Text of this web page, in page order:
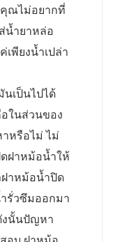
ณไม่อยากที่
น้ำยาหล่อ
พียงน้ำเปล่า
เป็นไปได้
ในส่วนของ
หรือไม่ ไม่
ฝาหม้อน้ำให้
ฝาหม้อน้ำปิด
รั่วซึมออกมา
งนั้นปัญหา